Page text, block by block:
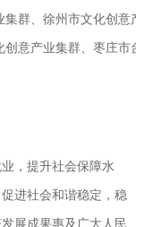
群、徐州市文化创意产
意产业集群、枣庄市
，提升社会保障水
进社会和谐稳定，稳
展成果惠及广大人民